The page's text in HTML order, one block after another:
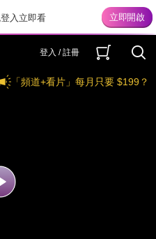
入立即看
登入 / 註冊
「頻道+看片」每月只要 $199？